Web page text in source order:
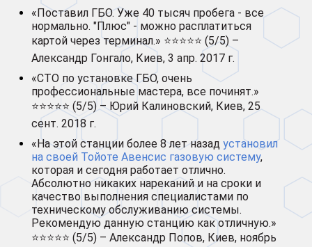
«Поставил ГБО. Уже 40 тысяч пробега - все
нормально. "Плюс" - можно расплатиться
картой через терминал.» ⭐⭐⭐⭐⭐ (5/5) –
Александр Гонгало, Киев, 3 апр. 2017 г.
«СТО по установке ГБО, очень
профессиональные мастера, все починят.»
⭐⭐⭐⭐⭐ (5/5) – Юрий Калиновский, Киев, 25
сент. 2018 г.
«На этой станции более 8 лет назад установил
на своей Тойоте Авенсис газовую систему,
которая и сегодня работает отлично.
Абсолютно никаких нареканий и на сроки и
качество выполнения специалистами по
техническому обслуживанию системы.
Рекомендую данную станцию как отличную.»
⭐⭐⭐⭐⭐ (5/5) – Александр Попов, Киев, ноябрь